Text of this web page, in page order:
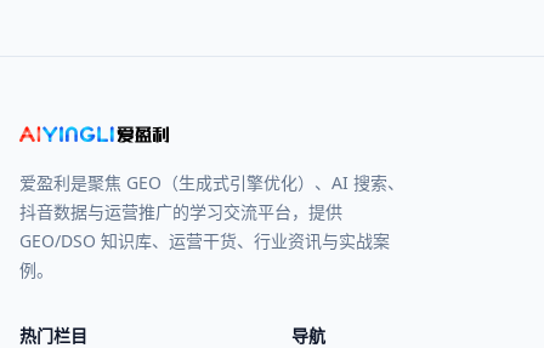
爱盈利是聚焦 GEO（生成式引擎优化）、AI 搜索、
抖音数据与运营推广的学习交流平台，提供
GEO/DSO 知识库、运营干货、行业资讯与实战案
例。
热门栏目
导航